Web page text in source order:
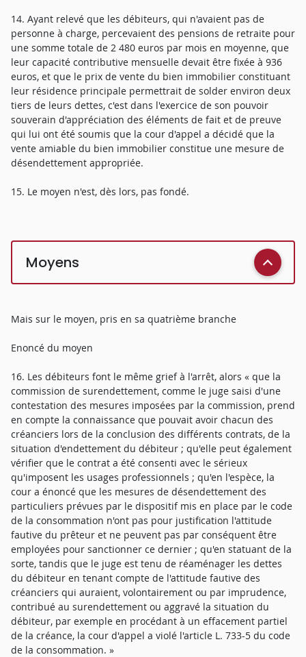
14. Ayant relevé que les débiteurs, qui n'avaient pas de
personne à charge, percevaient des pensions de retraite pour
une somme totale de 2 480 euros par mois en moyenne, que
leur capacité contributive mensuelle devait être fixée à 936
euros, et que le prix de vente du bien immobilier constituant
leur résidence principale permettrait de solder environ deux
tiers de leurs dettes, c'est dans l'exercice de son pouvoir
souverain d'appréciation des éléments de fait et de preuve
qui lui ont été soumis que la cour d'appel a décidé que la
vente amiable du bien immobilier constitue une mesure de
désendettement appropriée.
15. Le moyen n'est, dès lors, pas fondé.
Moyens
Mais sur le moyen, pris en sa quatrième branche
Enoncé du moyen
16. Les débiteurs font le même grief à l'arrêt, alors « que la
commission de surendettement, comme le juge saisi d'une
contestation des mesures imposées par la commission, prend
en compte la connaissance que pouvait avoir chacun des
créanciers lors de la conclusion des différents contrats, de la
situation d'endettement du débiteur ; qu'elle peut également
vérifier que le contrat a été consenti avec le sérieux
qu'imposent les usages professionnels ; qu'en l'espèce, la
cour a énoncé que les mesures de désendettement des
particuliers prévues par le dispositif mis en place par le code
de la consommation n'ont pas pour justification l'attitude
fautive du prêteur et ne peuvent pas par conséquent être
employées pour sanctionner ce dernier ; qu'en statuant de la
sorte, tandis que le juge est tenu de réaménager les dettes
du débiteur en tenant compte de l'attitude fautive des
créanciers qui auraient, volontairement ou par imprudence,
contribué au surendettement ou aggravé la situation du
débiteur, par exemple en procédant à un effacement partiel
de la créance, la cour d'appel a violé l'article L. 733-5 du code
de la consommation. »